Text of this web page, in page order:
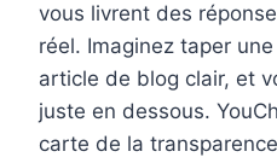
vous livrent des
réel. Imaginez taper
article de blog clair, et
juste en dessous.
carte de la